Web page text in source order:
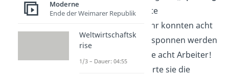
Jenny“. Sie ist die erste
Spinnmaschine. Mit ihr konnten acht
Fäden gleichzeitig gesponnen werden
und somit ersetzte sie acht Arbeiter!
Dadurch revolutionierte sie die
Moderne
Ende der Weimarer Republik
Weltwirtschaftsk
rise
1/3 – Dauer: 04:55